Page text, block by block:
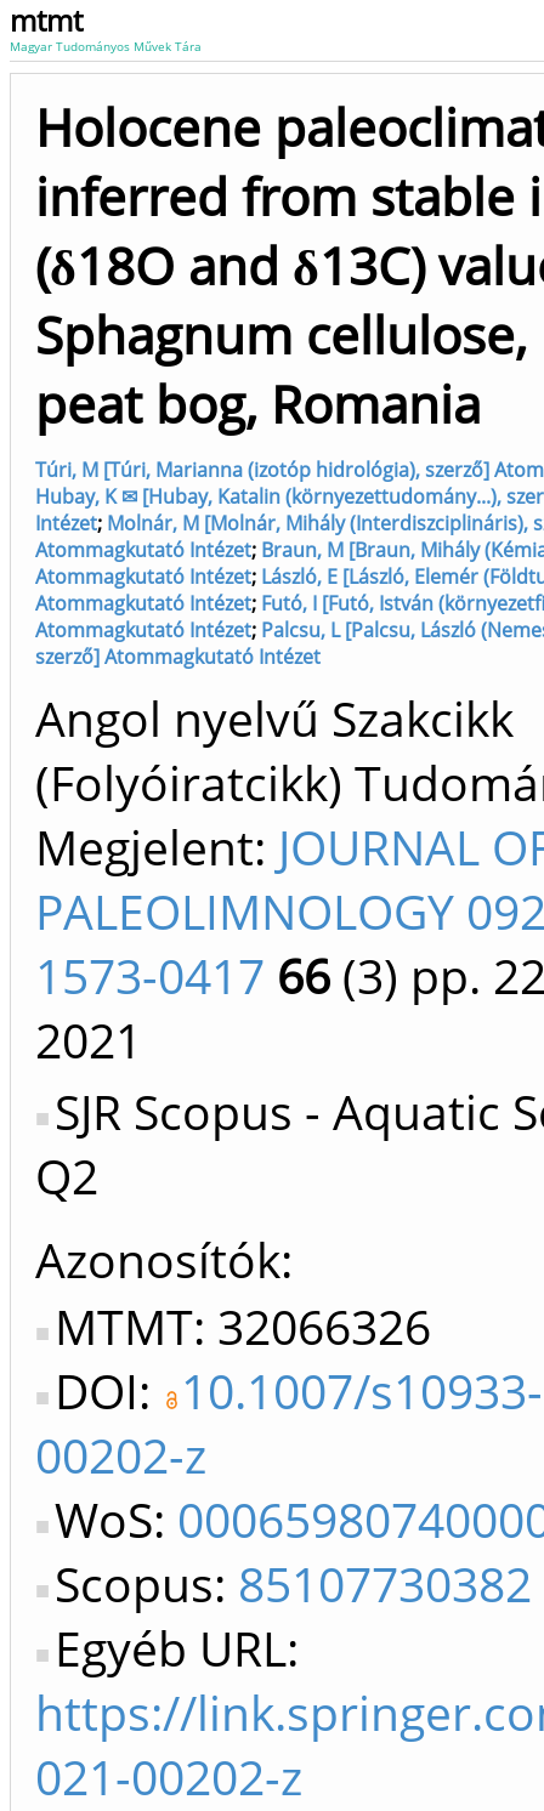
mtmt
Magyar Tudományos Művek Tára
Holocene
inferred from stable
(δ18O and δ13C)
Sphagnum
peat bog, Romania
Túri, M [Túri, Marianna (izotóp hidrológia), szerző]
Hubay, K ✉ [Hubay, Katalin (környezettudomány...),
Intézet; Molnár, M [Molnár, Mihály (Interdiszciplináris),
Atommagkutató Intézet; Braun, M [Braun, Mihály
Atommagkutató Intézet; László, E [László, Elemér
Atommagkutató Intézet; Futó, I [Futó, István
Atommagkutató Intézet; Palcsu, L [Palcsu, László
szerző] Atommagkutató Intézet
Angol nyelvű Szakcikk
(Folyóiratcikk)
Megjelent: JOURNAL
PALEOLIMNOLOGY
1573-0417 66 (3) pp.
2021
SJR Scopus - Aquatic
Q2
Azonosítók
MTMT: 32066326
DOI: 10.1007/
00202-z
WoS:
Scopus: 85107730382
Egyéb URL:
https://
021-00202-z